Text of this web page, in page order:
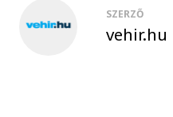
SZERZŐ
vehir.hu